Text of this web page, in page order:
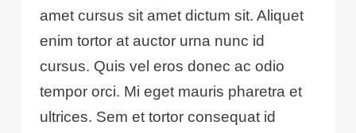
amet cursus sit amet dictum sit. Aliquet
enim tortor at auctor urna nunc id
cursus. Quis vel eros donec ac odio
tempor orci. Mi eget mauris pharetra et
ultrices. Sem et tortor consequat id